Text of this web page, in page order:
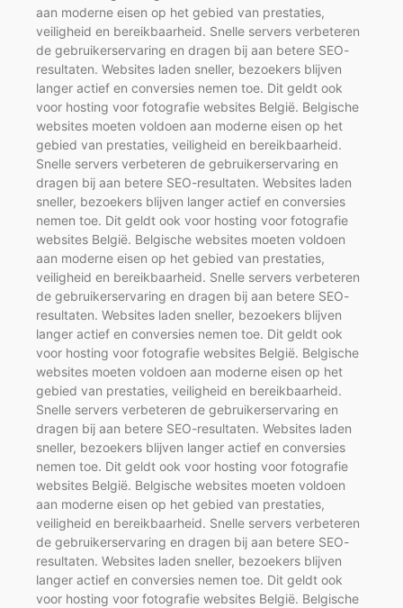
aan moderne eisen op het gebied van prestaties,
veiligheid en bereikbaarheid. Snelle servers verbeteren
de gebruikerservaring en dragen bij aan betere SEO-
resultaten. Websites laden sneller, bezoekers blijven
langer actief en conversies nemen toe. Dit geldt ook
voor hosting voor fotografie websites België. Belgische
websites moeten voldoen aan moderne eisen op het
gebied van prestaties, veiligheid en bereikbaarheid.
Snelle servers verbeteren de gebruikerservaring en
dragen bij aan betere SEO-resultaten. Websites laden
sneller, bezoekers blijven langer actief en conversies
nemen toe. Dit geldt ook voor hosting voor fotografie
websites België. Belgische websites moeten voldoen
aan moderne eisen op het gebied van prestaties,
veiligheid en bereikbaarheid. Snelle servers verbeteren
de gebruikerservaring en dragen bij aan betere SEO-
resultaten. Websites laden sneller, bezoekers blijven
langer actief en conversies nemen toe. Dit geldt ook
voor hosting voor fotografie websites België. Belgische
websites moeten voldoen aan moderne eisen op het
gebied van prestaties, veiligheid en bereikbaarheid.
Snelle servers verbeteren de gebruikerservaring en
dragen bij aan betere SEO-resultaten. Websites laden
sneller, bezoekers blijven langer actief en conversies
nemen toe. Dit geldt ook voor hosting voor fotografie
websites België. Belgische websites moeten voldoen
aan moderne eisen op het gebied van prestaties,
veiligheid en bereikbaarheid. Snelle servers verbeteren
de gebruikerservaring en dragen bij aan betere SEO-
resultaten. Websites laden sneller, bezoekers blijven
langer actief en conversies nemen toe. Dit geldt ook
voor hosting voor fotografie websites België. Belgische